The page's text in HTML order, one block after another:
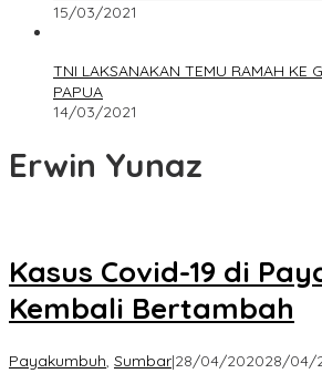
15/03/2021
TNI LAKSANAKAN TEMU RAMAH KE
PAPUA
14/03/2021
Erwin Yunaz
Kasus Covid-19 di
Kembali Bertambah
Payakumbuh, Sumbar|28/04/202028/04/